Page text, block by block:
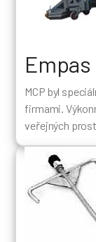
Empas
MCP byl
firmami.
veřejných